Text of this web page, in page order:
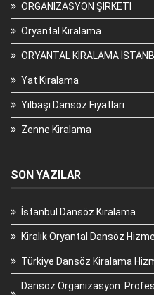
ORGANİZASYON ŞİRKETİ
Oryantal Kiralama
ORYANTAL KİRALAMA
Yat Kiralama
Yılbaşı Dansöz Fiyatları
Zenne Kiralama
SON YAZILAR
İstanbul Dansöz Kiralama
Kiralık Oryantal Dansöz
Türkiye Dansöz Kiralama
Dansöz Organizasyon: